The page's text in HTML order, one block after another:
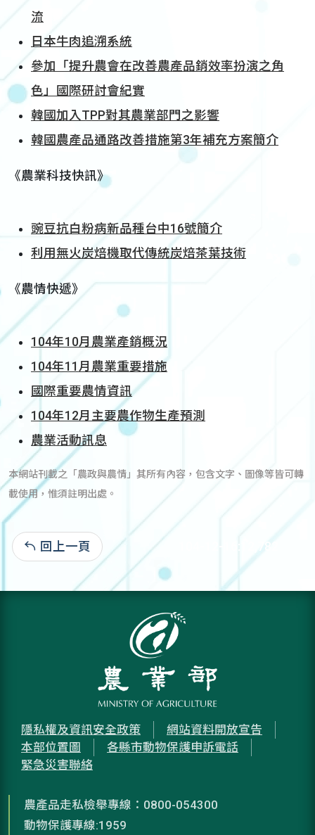
流
日本牛肉追溯系統
參加「提升農會在改善農產品銷效率扮演之角
色」國際研討會紀實
韓國加入TPP對其農業部門之影響
韓國農產品通路改善措施第3年補充方案簡介
《農業科技快訊》
豌豆抗白粉病新品種台中16號簡介
利用無火炭焙機取代傳統炭焙茶葉技術
《農情快遞》
104年10月農業產銷概況
104年11月農業重要措施
國際重要農情資訊
104年12月主要農作物生產預測
農業活動訊息
本網站刊載之「農政與農情」其所有內容，包含文字、圖像等皆可轉
載使用，惟須註明出處。
回上一頁 104-12-16:12,782
隱私權及資訊安全政策
網站資料開放宣告
本部位置圖
各縣市動物保護申訴電話
緊急災害聯絡
農產品走私檢舉專線：0800-054300
動物保護專線:1959